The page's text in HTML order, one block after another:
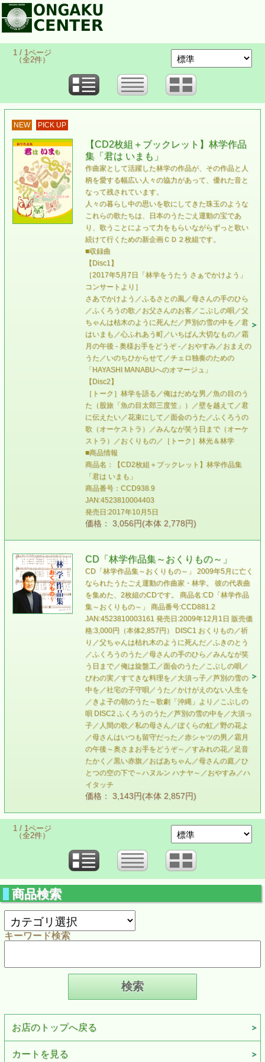
1 / 1ページ
（全2件）
NEW PICK UP
【CD2枚組＋ブックレット】林学作品
集「君は いまも」
作曲家として活躍した林学の作品が、その作品と人
柄を愛する幅広い人々の協力があって、優れた音と
なって残されています。
人々の暮らし中の思いを歌にしてきた珠玉のような
これらの歌たちは、日本のうたごえ運動の宝であ
り、歌うことによって力をもらいながらずっと歌い
続けて行くための新企画ＣＤ２枚組です。
■収録曲
【Disc1】
［2017年5月7日「林学をうたう さぁでかけよう」
コンサートより］
さあでかけよう／ふるさとの風／母さんの手のひら
／ふくろうの歌／お父さんのお客／こぶしの唄／父
ちゃんは枯木のように死んだ／芦別の雪の中を／君
はいまも／心ふれあう町／いちばん大切なもの／霜
月の午後 - 奥様お手をどうぞ -／おやすみ／おまえの
うた／いのちひからせて／チェロ独奏のための
「HAYASHI MANABUへのオマージュ」
【Disc2】
［トーク］林学を語る／俺はだめな男／魚の目のう
た（股旅「魚の目太郎三度笠」）／壁を越えて／君
に伝えたい／花束にして／面会のうた／ふくろうの
歌（オーケストラ）／みんなが笑う日まで（オーケ
ストラ）／おくりもの／［トーク］林光＆林学
■商品情報
商品名：【CD2枚組＋ブックレット】林学作品集
「君は いまも」
商品番号：CCD938.9
JAN:4523810004403
発売日:2017年10月5日
価格： 3,056円(本体 2,778円)
CD「林学作品集～おくりもの～」
CD「林学作品集～おくりもの～」 2009年5月に亡く
なられたうたごえ運動の作曲家・林学。 彼の代表曲
を集めた、2枚組のCDです。 商品名:CD「林学作品
集～おくりもの～」 商品番号:CCD881.2
JAN:4523810003161 発売日:2009年12月1日 販売価
格:3,000円（本体2,857円） DISC1 おくりもの／祈
り／父ちゃんは枯れ木のように死んだ／ふきのとう
／ふくろうのうた／母さんの手のひら／みんなが笑
う日まで／俺は旋盤工／面会のうた／こぶしの唄／
びわの実／すてきな料理を／大須っ子／芦別の雪の
中を／社宅の子守唄／うた／かけがえのない人生を
／きよ子の朝のうた～歌劇「沖縄」より／こぶしの
唄 DISC2 ふくろうのうた／芦別の雪の中を／大須っ
子／人間の歌／私の母さん／ぼくらの虹／野の花よ
／母さんはいつも留守だった／赤シャツの男／霜月
の午後～奥さまお手をどうぞ～／すみれの花／足音
たかく／黒い赤旗／おばあちゃん／母さんの庭／ひ
とつの空の下で～ハヌルン ハナヤ～／おやすみ／ハ
イタッチ
価格： 3,143円(本体 2,857円)
1 / 1ページ
（全2件）
商品検索
キーワード検索
お店のトップへ戻る
カートを見る